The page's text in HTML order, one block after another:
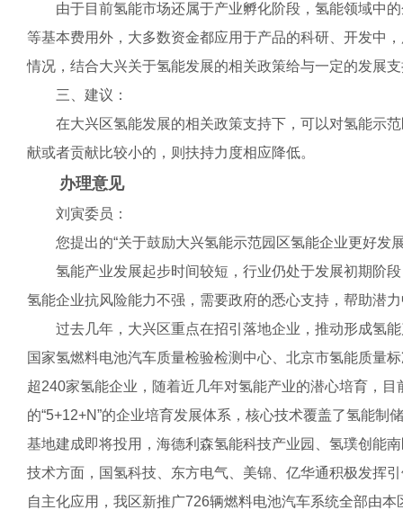
由于目前氢能市场还属于产业孵化阶段，氢能领域中的
等基本费用外，大多数资金都应用于产品的科研、开发中
情况，结合大兴关于氢能发展的相关政策给与一定的发展
三、建议：
在大兴区氢能发展的相关政策支持下，可以对氢能示范
献或者贡献比较小的，则扶持力度相应降低。
办理意见
刘寅委员：
您提出的“关于鼓励大兴氢能示范园区氢能企业更好发
氢能产业发展起步时间较短，行业仍处于发展初期阶段
氢能企业抗风险能力不强，需要政府的悉心支持，帮助潜
过去几年，大兴区重点在招引落地企业，推动形成氢能
国家氢燃料电池汽车质量检验检测中心、北京市氢能质量
超240家氢能企业，随着近几年对氢能产业的潜心培育，
的“5+12+N”的企业培育发展体系，核心技术覆盖了氢能
基地建成即将投用，海德利森氢能科技产业园、氢璞创能
技术方面，国氢科技、东方电气、美锦、亿华通积极发挥
自主化应用，我区新推广726辆燃料电池汽车系统全部由本